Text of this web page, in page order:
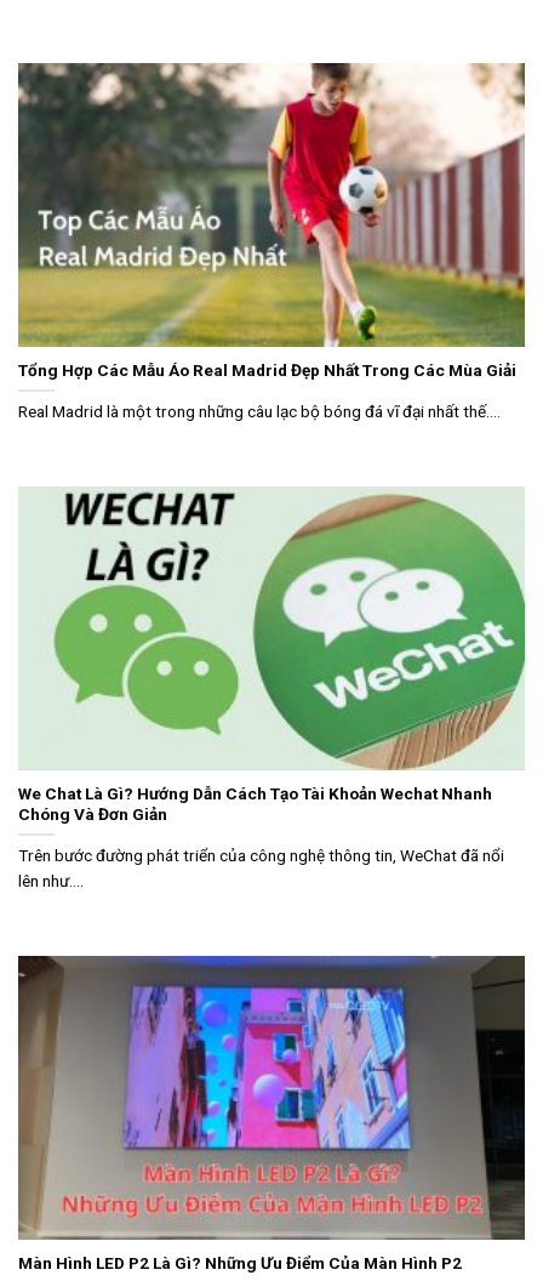
Tổng Hợp Các Mẫu Áo Real Madrid Đẹp Nhất Trong Các Mùa Giải
Real Madrid là một trong những câu lạc bộ bóng đá vĩ đại nhất thế....
We Chat Là Gì? Hướng Dẫn Cách Tạo Tài Khoản Wechat Nhanh
Chóng Và Đơn Giản
Trên bước đường phát triển của công nghệ thông tin, WeChat đã nổi
lên như....
Màn Hình LED P2 Là Gì? Những Ưu Điểm Của Màn Hình P2